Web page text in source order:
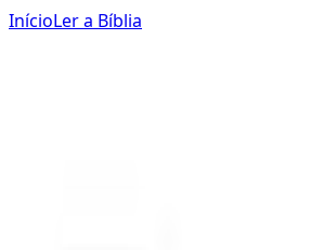
InícioLer a Bíblia